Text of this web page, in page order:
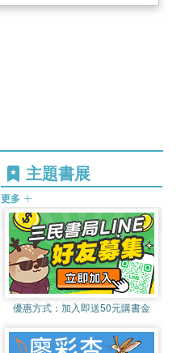
主題書展
更多
優惠方式： 加入即送50元購書金